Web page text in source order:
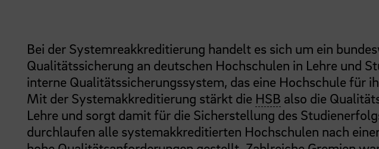
Bei der Systemreakkreditierung handelt es sich um ein
Qualitätssicherung an deutschen Hochschulen in Lehre und
interne Qualitätssicherungssystem, das eine Hochschule für
Mit der Systemakkreditierung stärkt die HSB also die
Lehre und sorgt damit für die Sicherstellung des
durchlaufen alle systemakkreditierten Hochschulen nach